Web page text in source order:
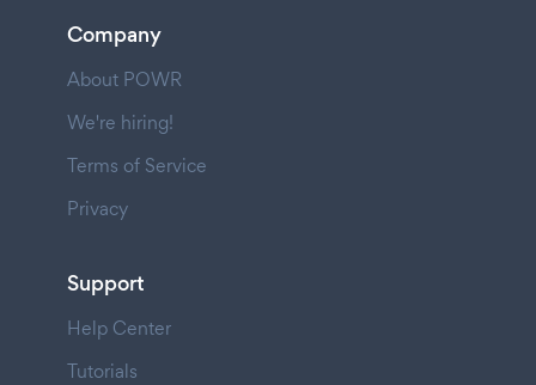
Company
About POWR
We're hiring!
Terms of Service
Privacy
Support
Help Center
Tutorials